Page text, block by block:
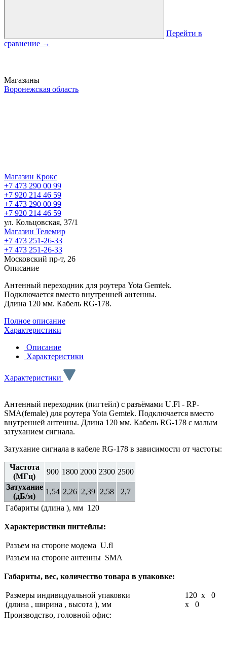
Перейти в
сравнение →
Магазины
Воронежская область
Магазин Крокс
+7 473 290 00 99
+7 920 214 46 59
+7 473 290 00 99
+7 920 214 46 59
ул. Кольцовская, 37/1
Магазин Телемир
+7 473 251-26-33
+7 473 251-26-33
Московский пр-т, 26
Описание
Антенный переходник для роутера Yota Gemtek.
Подключается вместо внутренней антенны.
Длина 120 мм. Кабель RG-178.
Полное описание
Характеристики
Описание
Характеристики
Характеристики
Антенный переходник (пигтейл) с разъёмами U.Fl - RP-
SMA(female) для роутера Yota Gemtek. Подключается вместо
внутренней антенны. Длина 120 мм. Кабель RG-178 с малым
затуханием сигнала.
Затухание сигнала в кабеле RG-178 в зависимости от частоты:
Частота
(МГц)
900 1800 2000 2300 2500
Затухание
(дБ/м)
1,54 2,26 2,39 2,58
2,7
Габариты (длина ), мм 120
Характеристики пигтейлы:
Разъем на стороне модема U.fl
Разъем на стороне антенны SMA
Габариты, вес, количество товара в упаковке:
Размеры индивидуальной упаковки
(длина , ширина , высота ), мм
120 x 0
x 0
Производство, головной офис: